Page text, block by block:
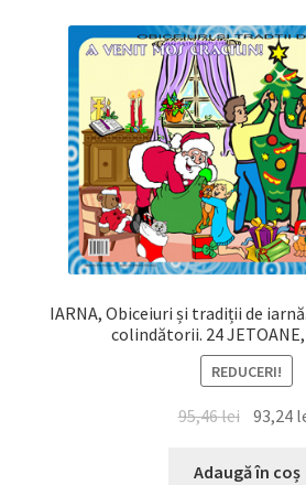
IARNA, Obiceiuri și tradiții de
colindătorii. 24 JETOANE,
REDUCERI!
95,46lei Prețul
a
93,24
Adaugă în coș